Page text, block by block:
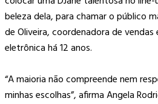
beleza dela, para chamar o público
de Oliveira, coordenadora de
eletrônica há 12 anos.
“A maioria não compreende nem
minhas escolhas”, afirma Angela